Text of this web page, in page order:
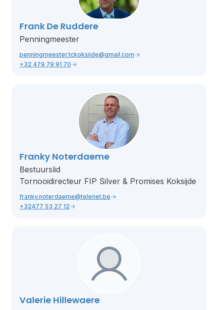
Frank De Ruddere
Penningmeester
penningmeester.tckoksijde@gmail.com
+32 479 79 91 70
Franky Noterdaeme
Bestuurslid
Tornooidirecteur FIP Silver & Promises Koksijde
franky.noterdaeme@telenet.be
+32477 53 27 12
Valerie Hillewaere